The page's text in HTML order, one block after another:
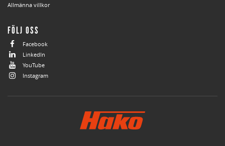
Allmänna villkor
FÖLJ OSS
Facebook
LinkedIn
YouTube
Instagram